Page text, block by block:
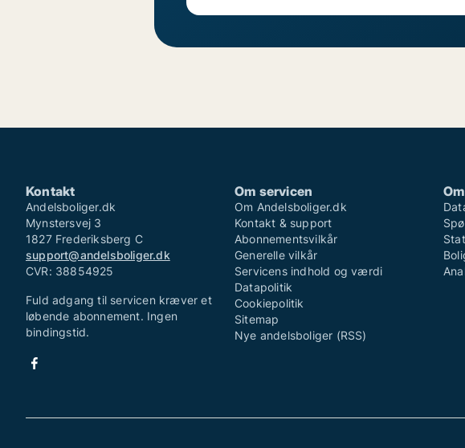
Kontakt
Andelsboliger.dk
Mynstersvej 3
1827 Frederiksberg C
support@andelsboliger.dk
CVR: 38854925
Fuld adgang til servicen kræver et
løbende abonnement. Ingen
bindingstid.
Om servicen
Om Andelsboliger.dk
Kontakt & support
Abonnementsvilkår
Generelle vilkår
Servicens indhold og værdi
Datapolitik
Cookiepolitik
Sitemap
Nye andelsboliger (RSS)